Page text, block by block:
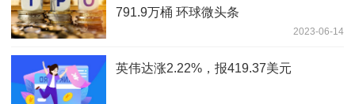
791.9万桶 环球微头条
2023-06-14
英伟达涨2.22%，报419.37美元